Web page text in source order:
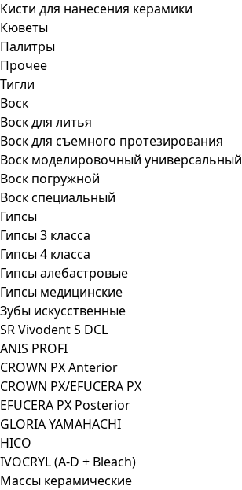
Кисти для нанесения керамики
Кюветы
Палитры
Прочее
Тигли
Воск
Воск для литья
Воск для съемного протезирования
Воск моделировочный универсальный
Воск погружной
Воск специальный
Гипсы
Гипсы 3 класса
Гипсы 4 класса
Гипсы алебастровые
Гипсы медицинские
Зубы искусственные
SR Vivodent S DCL
ANIS PROFI
CROWN PX Anterior
CROWN PX/EFUCERA PX
EFUCERA PX Posterior
GLORIA YAMAHACHI
HICO
IVOCRYL (A-D + Bleach)
Массы керамические